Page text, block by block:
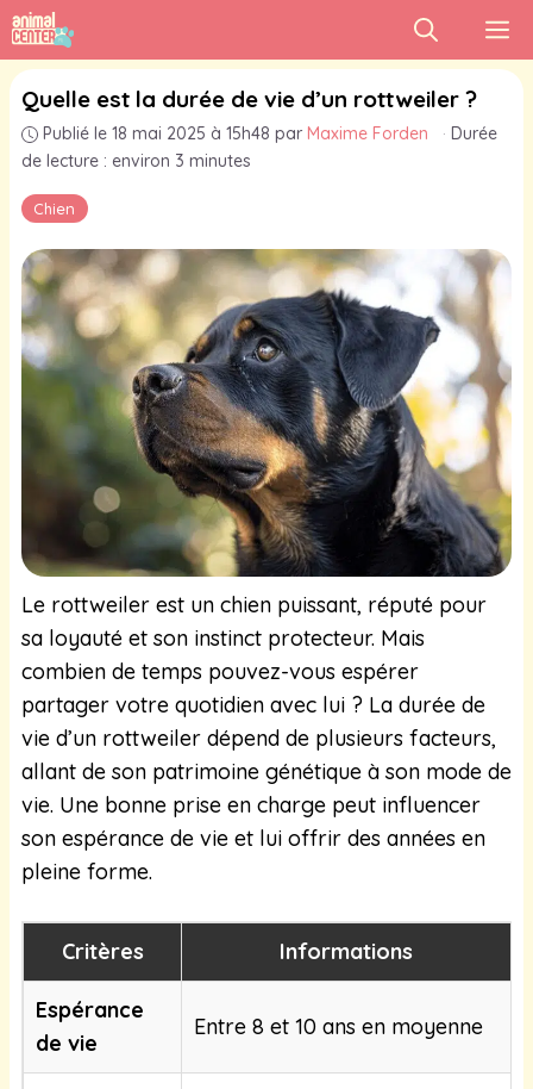
Aller
au
contenu
Chien
Quelle est la durée de vie d’un rottweiler ?
Publié le 18 mai 2025 à 15h48 par Maxime Forden · Durée
de lecture : environ 3 minutes
Le rottweiler est un chien puissant, réputé pour
sa loyauté et son instinct protecteur. Mais
combien de temps pouvez-vous espérer
partager votre quotidien avec lui ? La durée de
vie d’un rottweiler dépend de plusieurs facteurs,
allant de son patrimoine génétique à son mode de
vie. Une bonne prise en charge peut influencer
son espérance de vie et lui offrir des années en
pleine forme.
Critères Informations
Espérance
de vie
Entre 8 et 10 ans en moyenne